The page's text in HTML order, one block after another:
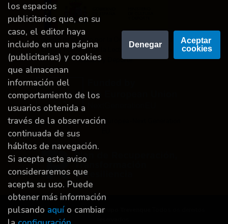
Proyecto financiado por la Dirección General del
Libro y Fomento de la Lectura, Ministerio de
Cultura y Deporte.
Financiado por la Unión Europea-Next Generation
Dereitos de autor © 2026Grupo Trevenque
los espacios
publicitarios que, en su
caso, el editor haya
incluido en una página
(publicitarias) y cookies
que almacenan
información del
comportamiento de los
usuarios obtenida a
través de la observación
continuada de sus
hábitos de navegación.
Si acepta este aviso
consideraremos que
acepta su uso. Puede
obtener más información
pulsando aquío cambiar
Denegar
Aceptar
cookies